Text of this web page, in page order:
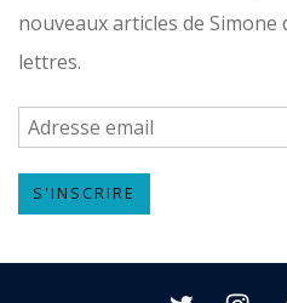
nouveaux articles de
lettres.
S'INSCRIRE